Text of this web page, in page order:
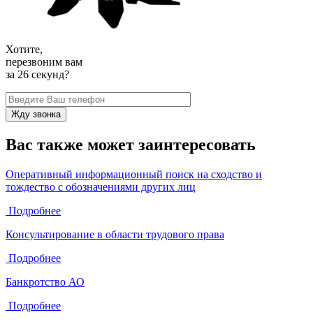
Хотите,
перезвоним вам
за 26 секунд?
Вас также может заинтересовать
Оперативный информационный поиск на сходство и
тождество с обозначениями других лиц
Подробнее
Консультирование в области трудового права
Подробнее
Банкротство АО
Подробнее